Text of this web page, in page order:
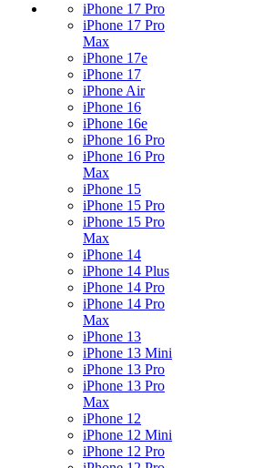
iPhone 17 Pro
iPhone 17 Pro
Max
iPhone 17e
iPhone 17
iPhone Air
iPhone 16
iPhone 16e
iPhone 16 Pro
iPhone 16 Pro
Max
iPhone 15
iPhone 15 Pro
iPhone 15 Pro
Max
iPhone 14
iPhone 14 Plus
iPhone 14 Pro
iPhone 14 Pro
Max
iPhone 13
iPhone 13 Mini
iPhone 13 Pro
iPhone 13 Pro
Max
iPhone 12
iPhone 12 Mini
iPhone 12 Pro